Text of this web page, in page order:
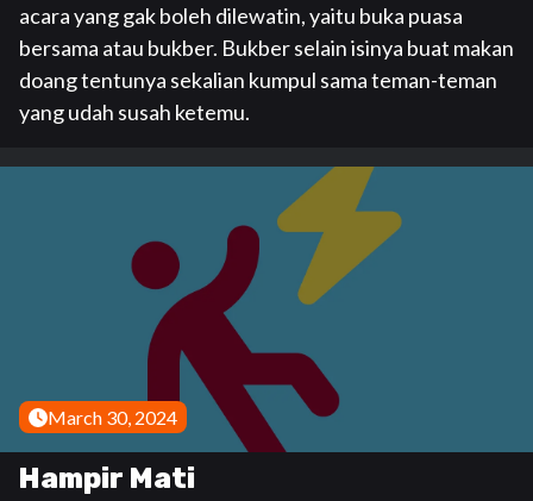
acara yang gak boleh dilewatin, yaitu buka puasa
bersama atau bukber. Bukber selain isinya buat makan
doang tentunya sekalian kumpul sama teman-teman
yang udah susah ketemu.
March 30, 2024
Hampir Mati